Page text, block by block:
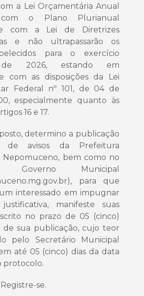
a Lei Orçamentária Anual
o Plano Plurianual
com a Lei de Diretrizes
e não ultrapassarão os
para o exercício
de 2026, estando em
com as disposições da Lei
Federal nº 101, de 04 de
especialmente quanto às
16 e 17.
determino a publicação
de avisos da Prefeitura
Nepomuceno, bem como no
Municipal
para que
interessado em impugnar
manifeste suas
no prazo de 05 (cinco)
de sua publicação, cujo teor
pelo Secretário Municipal
até 05 (cinco) dias da data
protocolo.
se.